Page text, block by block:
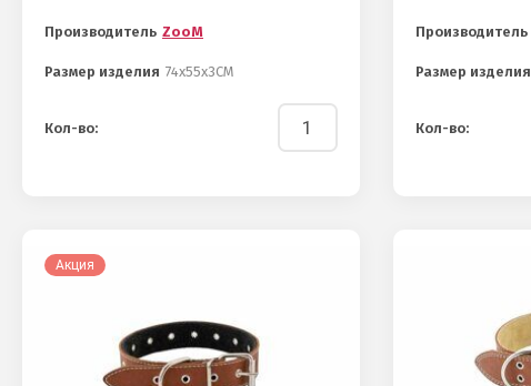
Производитель ZooM
Размер изделия 74х55х3СМ
Кол-во:
Производитель
Размер изделия
Кол-во:
Акция